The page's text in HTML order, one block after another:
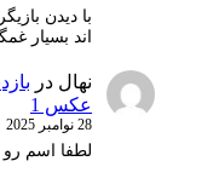
با دیدن
اند بسیار
نهال در
عکس 1
28 نوامبر 2025
لطفا اسم